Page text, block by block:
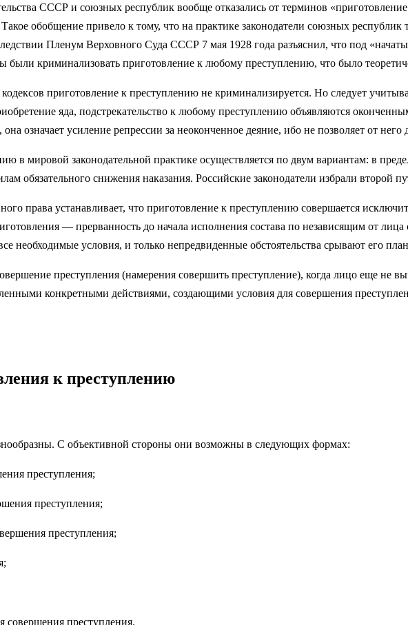
СССР и союзных республик вообще отказались от терминов
обобщение привело к тому, что на практике законодатели союзных
Пленум Верховного Суда СССР 7 мая 1928 года разъяснил, что под
были криминализовать приготовление к любому преступлению, что было
приготовление к преступлению не криминализируется. Но следует
яда, подстрекательство к любому преступлению объявляются
означает усиление репрессии за неоконченное деяние, ибо не позволяет от него
в мировой законодательной практике осуществляется по двум вариантам: в
обязательного снижения наказания. Российские законодатели избрали второй
права устанавливает, что приготовление к преступлению совершается
— прерванность до начала исполнения состава по независящим от
необходимые условия, и только непредвиденные обстоятельства срывают его
преступления (намерения совершить преступление), когда лицо еще не
конкретными действиями, создающими условия для совершения
к преступлению
С объективной стороны они возможны в следующих формах:
преступления;
преступления;
преступления;
совершения преступления.